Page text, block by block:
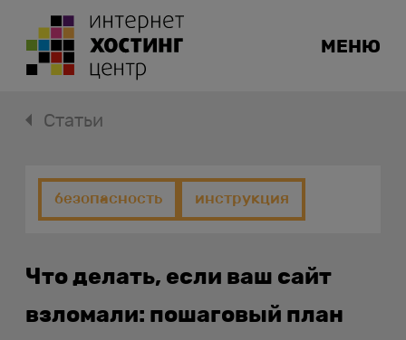
МЕНЮ
Статьи
безопасность инструкция
Что делать, если ваш сайт
взломали: пошаговый план